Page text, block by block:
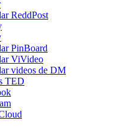
ReddPost
PinBoard
ViVideo
videos de DM
TED